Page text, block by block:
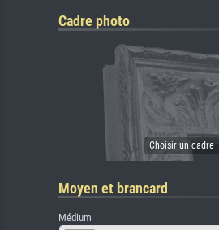
Cadre photo
Moyen et brancard
Médium